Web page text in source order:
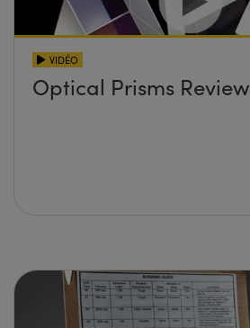
VIDÉO
Optical Prisms Review